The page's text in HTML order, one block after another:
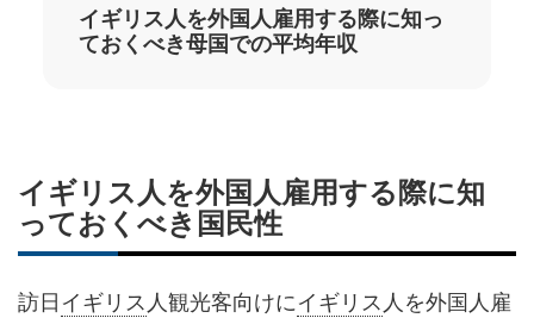
イギリス人を外国人雇用する際に知っ
ておくべき母国での平均年収
イギリス人を外国人雇用する際に知
っておくべき国民性
訪日イギリス人観光客向けにイギリス人を外国人雇